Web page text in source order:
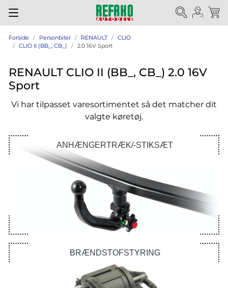
Forside Personbiler RENAULT
CLIO
CLIO II (BB_, CB_)
2.0 16V Sport
RENAULT CLIO II (BB_, CB_) 2.0 16V
Sport
Vi har tilpasset varesortimentet så det matcher dit
valgte køretøj.
ANHÆNGERTRÆK/-STIKSÆT
BRÆNDSTOFSTYRING